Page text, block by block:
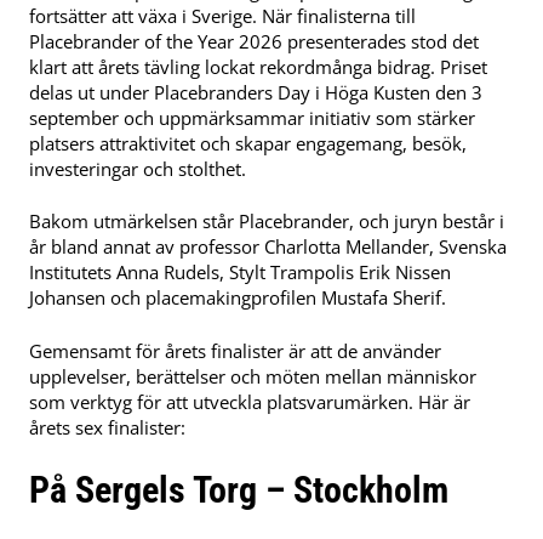
fortsätter att växa i Sverige. När finalisterna till
Placebrander of the Year 2026 presenterades stod det
klart att årets tävling lockat rekordmånga bidrag. Priset
delas ut under Placebranders Day i Höga Kusten den 3
september och uppmärksammar initiativ som stärker
platsers attraktivitet och skapar engagemang, besök,
investeringar och stolthet.
Bakom utmärkelsen står Placebrander, och juryn består i
år bland annat av professor Charlotta Mellander, Svenska
Institutets Anna Rudels, Stylt Trampolis Erik Nissen
Johansen och placemakingprofilen Mustafa Sherif.
Gemensamt för årets finalister är att de använder
upplevelser, berättelser och möten mellan människor
som verktyg för att utveckla platsvarumärken. Här är
årets sex finalister:
På Sergels Torg – Stockholm